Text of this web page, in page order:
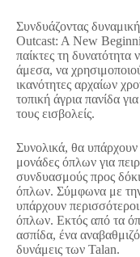
Συνδυάζοντας
Outcast: A New
παίκτες τη δυνατότητα
άμεσα, να
ικανότητες αρχαίων
τοπική άγρια πανίδα
τους εισβολείς.
Συνολικά, θα
μονάδες όπλων για
συνδυασμούς προς
όπλων. Σύμφωνα με
υπάρχουν
όπλων. Εκτός από τα
ασπίδα, ένα
δυνάμεις των Talan.